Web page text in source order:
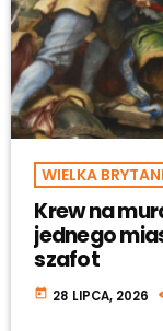
WIELKA
Krew na
jednego
szafot
today 28 LIPCA, 2026